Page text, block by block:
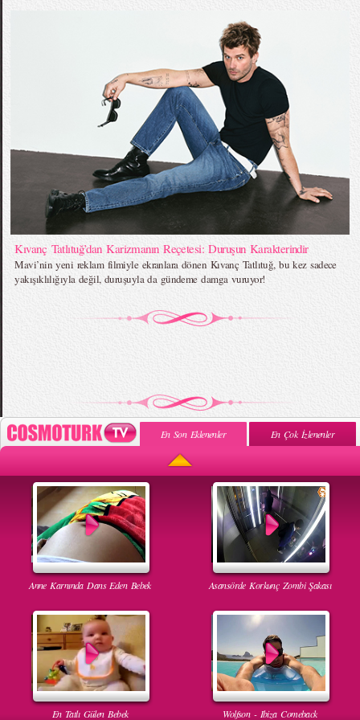
Kıvanç Tatlıtuğ’dan Karizmanın Reçetesi: Duruşun Karakterindir
Mavi’nin yeni reklam filmiyle ekranlara dönen Kıvanç Tatlıtuğ, bu kez sadece
yakışıklılığıyla değil, duruşuyla da gündeme damga vuruyor!
En Son Eklenenler En Çok İzlenenler
Anne Karnında Dans Eden Bebek Asansörde Korkunç Zombi Şakası
En Tatlı Gülen Bebek Wolfson - Ibiza Comeback